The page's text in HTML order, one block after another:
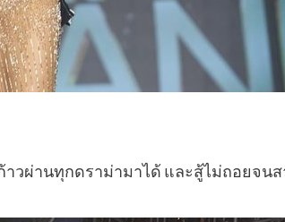
าวผ่านทุกดราม่ามาได้ และสู้ไม่ถอยจน